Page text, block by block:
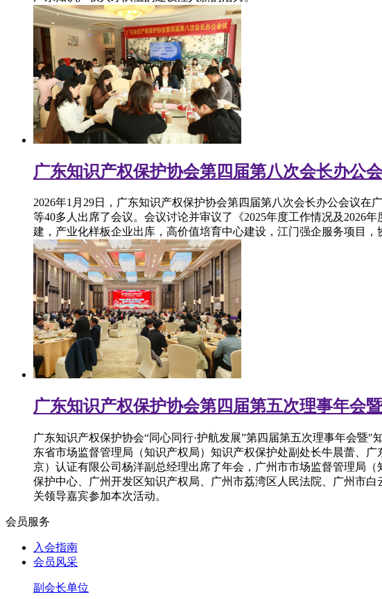
广东知识产权保护协会第四届第八次会长办公
2026年1月29日，广东知识产权保护协会第四届第八次会长办公会议
等40多人出席了会议。会议讨论并审议了《2025年度工作情况及2026
建，产业化样板企业出库，高价值培育中心建设，江门强企服务项目
广东知识产权保护协会第四届第五次理事年会
广东知识产权保护协会“同心同行·护航发展”第四届第五次理事年会
东省市场监督管理局（知识产权局）知识产权保护处副处长牛晨蕾、
京）认证有限公司杨洋副总经理出席了年会，广州市市场监督管理局
保护中心、广州开发区知识产权局、广州市荔湾区人民法院、广州市
关领导嘉宾参加本次活动。
会员服务
入会指南
会员风采
副会长单位